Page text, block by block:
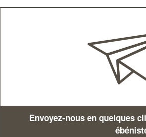
Envoyez-nous en quelques